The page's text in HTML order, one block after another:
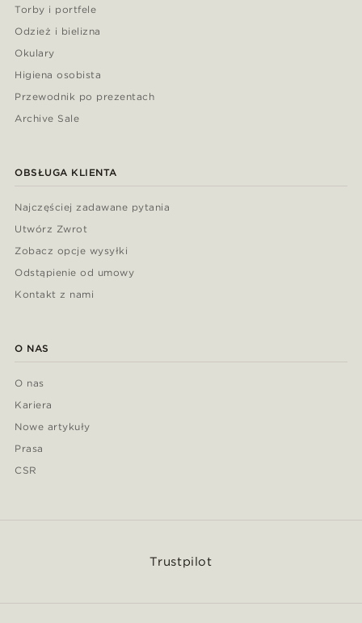
Torby i portfele
Odzież i bielizna
Okulary
Higiena osobista
Przewodnik po prezentach
Archive Sale
OBSŁUGA KLIENTA
Najczęściej zadawane pytania
Utwórz Zwrot
Zobacz opcje wysyłki
Odstąpienie od umowy
Kontakt z nami
O NAS
O nas
Kariera
Nowe artykuły
Prasa
CSR
Trustpilot